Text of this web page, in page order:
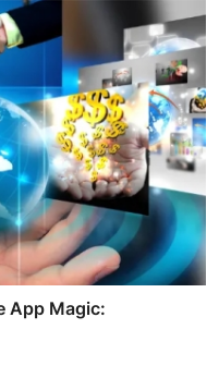
App Magic: